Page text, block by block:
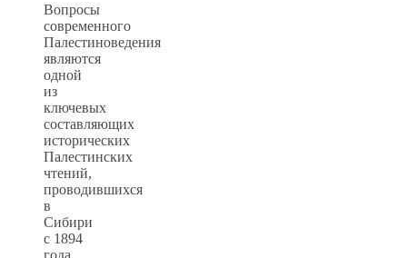
Вопросы
современного
Палестиноведения
являются
одной
из
ключевых
составляющих
исторических
Палестинских
чтений,
проводившихся
в
Сибири
с 1894
года